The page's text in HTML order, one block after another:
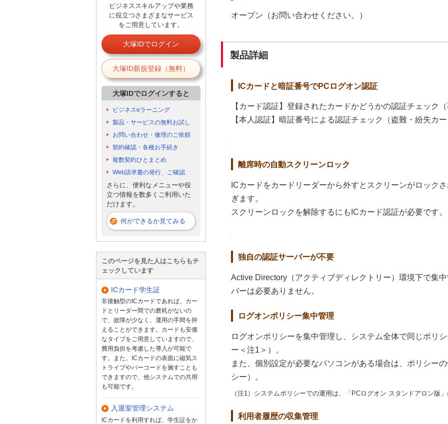
オープン（お問い合わせください。）
製品詳細
ICカードと暗証番号でPCログオン認証
【カード認証】登録されたカードかどうかの認証チェック（
【本人認証】暗証番号による認証チェック（盗難・紛失カー
離席時の自動スクリーンロック
ICカードをカードリーダーから外すとスクリーンがロック
ぎます。
スクリーンロックを解除するにもICカード認証が必要です。
独自の認証サーバーが不要
Active Directory（アクティブディレクトリー）環境下で集
バーは必要ありません。
ログオンポリシー集中管理
ログオンポリシーを集中管理し、システム全体で同じポリ
ー＜注1＞）。
また、個別設定が必要なパソコンがある場合は、ポリシー
シー）。
（注1）システムポリシーでの運用は、「PCログオン スタンドアロン版」
利用者履歴の収集管理
ビジネススキルアップや業務
に役立つさまざまなサービス
をご用意しています。
大塚IDでログイン
大塚ID新規登録（無料）
大塚IDでログインすると
ビジネスeラーニング
製品・サービスの無料お試し
お問い合わせ・修理のご依頼
契約確認・各種お手続き
複数契約ひとまとめ
Web請求書の発行、ご確認
さらに、便利なメニューや役
立つ情報を数多くご利用いた
だけます。
何ができるか見てみる
このページを見た人はこちらもチ
ェックしています
ICカード学生証
非接触型のICカードであれば、カー
ドとリーダー間での磨耗がないの
で、故障が少なく、運用の手間を抑
えることができます。カードも安価
なタイプをご用意していますので、
費用負担を考慮した導入が可能で
す。また、ICカードの表面に磁気ス
トライプやバーコードを施すことも
できますので、他システムでの共用
も可能です。
入退室管理システム
ICカードを利用すれば、学生証をか